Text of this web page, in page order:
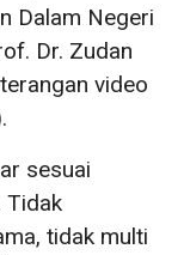
Dalam Negeri
Dr. Zudan
video
sesuai
Tidak
tidak multi